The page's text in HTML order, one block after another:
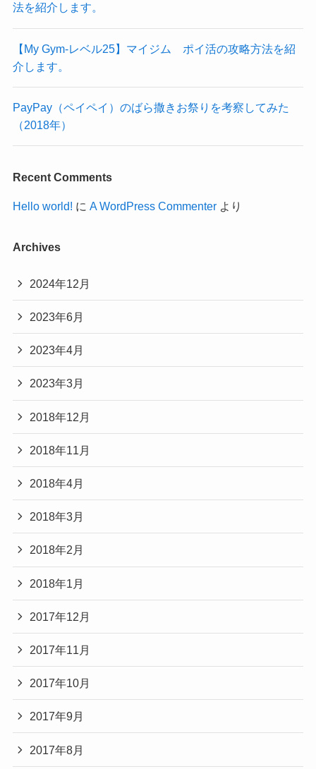
法を紹介します。
【My Gym-レベル25】マイジム ポイ活の攻略方法を紹
介します。
PayPay（ペイペイ）のばら撒きお祭りを考察してみた
（2018年）
Recent Comments
Hello world! に A WordPress Commenterより
Archives
2024年12月
2023年6月
2023年4月
2023年3月
2018年12月
2018年11月
2018年4月
2018年3月
2018年2月
2018年1月
2017年12月
2017年11月
2017年10月
2017年9月
2017年8月